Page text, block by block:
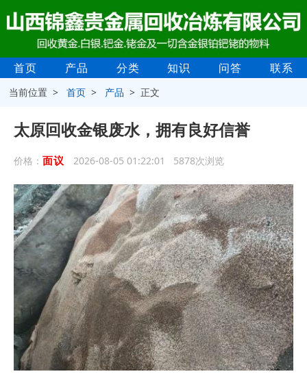
首页 产品 分类 知识 问答 联系
当前位置 >首页 > 产品 > 正文
太原回收金银废水，拥有良好信誉
价格： 面议 2026-08-05 01:22:01 5878次浏览